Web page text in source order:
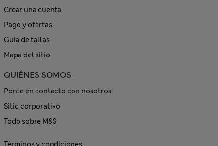
Crear una cuenta
Pago y ofertas
Guía de tallas
Mapa del sitio
QUIÉNES SOMOS
Ponte en contacto con nosotros
Sitio corporativo
Todo sobre M&S
Términos y condiciones